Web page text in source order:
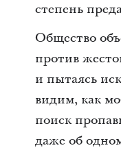
степень
Общество
против
и пытаясь
видим, как
поиск
даже об